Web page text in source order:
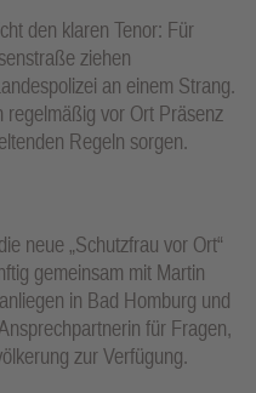
den klaren Tenor: Für
ziehen
an einem Strang.
regelmäßig vor Ort Präsenz
Regeln sorgen.
neue „Schutzfrau vor Ort“
gemeinsam mit Martin
in Bad Homburg und
für Fragen,
zur Verfügung.